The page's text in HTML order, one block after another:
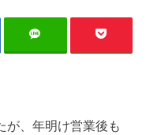
が、年明け営業後も